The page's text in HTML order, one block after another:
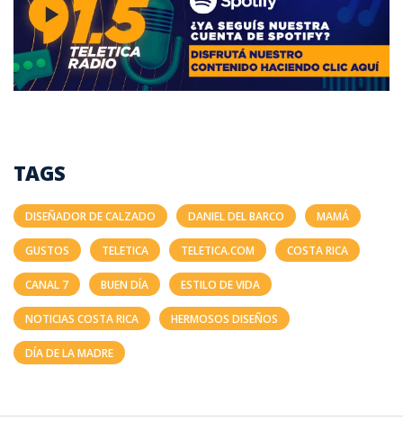
TAGS
DISEÑADOR DE CALZADO DANIEL DEL BARCO MAMÁ
GUSTOS TELETICA TELETICA.COM COSTA RICA
CANAL 7 BUEN DÍA ESTILO DE VIDA
NOTICIAS COSTA RICA HERMOSOS DISEÑOS
DÍA DE LA MADRE